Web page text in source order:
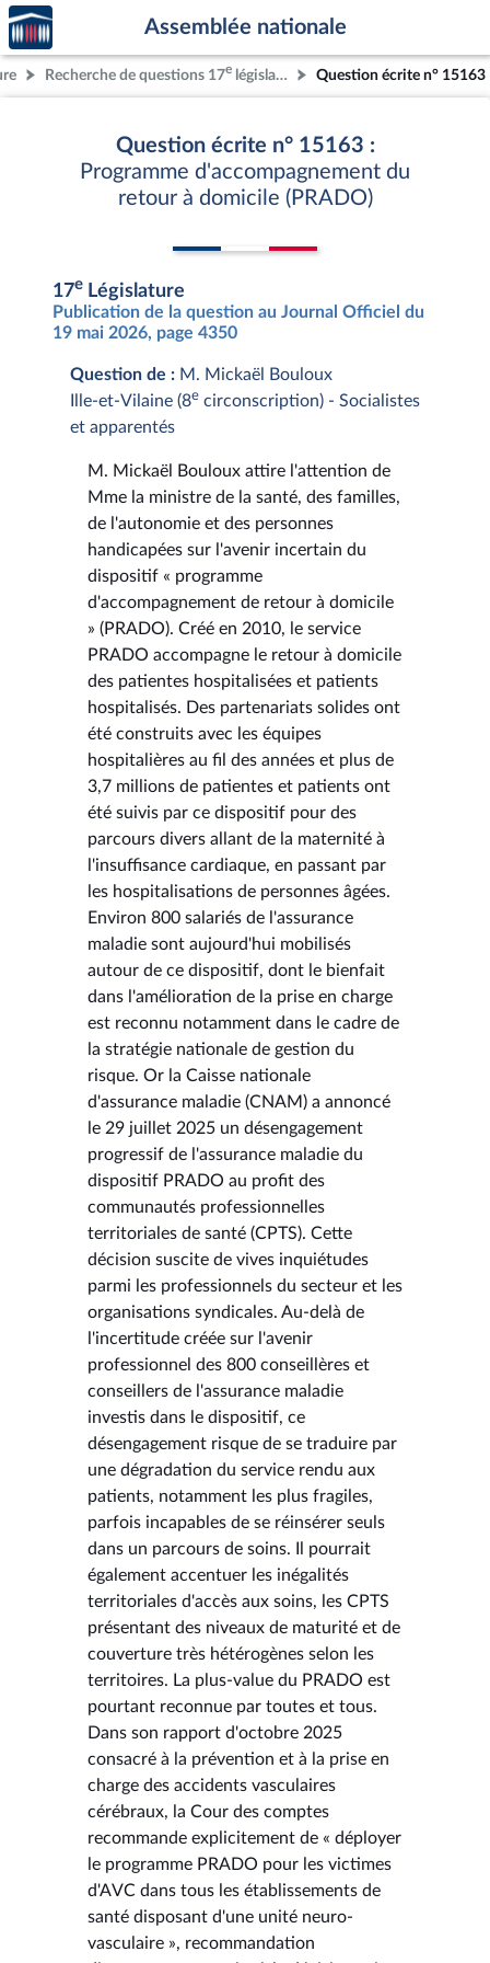
Aller au contenu
Aller en bas de la page
Accèder
à la
page
d'accueil
Assemblée nationale
Recherche de questions 17e législature Question écrite n° 15163
Question écrite n° 15163 :
Programme d'accompagnement du
retour à domicile (PRADO)
17e Législature
Publication de la question au Journal Officiel du
19 mai 2026, page 4350
Question de : M. Mickaël Bouloux
Ille-et-Vilaine (8e circonscription) - Socialistes
et apparentés
M. Mickaël Bouloux attire l'attention de
Mme la ministre de la santé, des familles,
de l'autonomie et des personnes
handicapées sur l'avenir incertain du
dispositif « programme
d'accompagnement de retour à domicile
» (PRADO). Créé en 2010, le service
PRADO accompagne le retour à domicile
des patientes hospitalisées et patients
hospitalisés. Des partenariats solides ont
été construits avec les équipes
hospitalières au fil des années et plus de
3,7 millions de patientes et patients ont
été suivis par ce dispositif pour des
parcours divers allant de la maternité à
l'insuffisance cardiaque, en passant par
les hospitalisations de personnes âgées.
Environ 800 salariés de l'assurance
maladie sont aujourd'hui mobilisés
autour de ce dispositif, dont le bienfait
dans l'amélioration de la prise en charge
est reconnu notamment dans le cadre de
la stratégie nationale de gestion du
risque. Or la Caisse nationale
d'assurance maladie (CNAM) a annoncé
le 29 juillet 2025 un désengagement
progressif de l'assurance maladie du
dispositif PRADO au profit des
communautés professionnelles
territoriales de santé (CPTS). Cette
décision suscite de vives inquiétudes
parmi les professionnels du secteur et les
organisations syndicales. Au-delà de
l'incertitude créée sur l'avenir
professionnel des 800 conseillères et
conseillers de l'assurance maladie
investis dans le dispositif, ce
désengagement risque de se traduire par
une dégradation du service rendu aux
patients, notamment les plus fragiles,
parfois incapables de se réinsérer seuls
dans un parcours de soins. Il pourrait
également accentuer les inégalités
territoriales d'accès aux soins, les CPTS
présentant des niveaux de maturité et de
couverture très hétérogènes selon les
territoires. La plus-value du PRADO est
pourtant reconnue par toutes et tous.
Dans son rapport d'octobre 2025
consacré à la prévention et à la prise en
charge des accidents vasculaires
cérébraux, la Cour des comptes
recommande explicitement de « déployer
le programme PRADO pour les victimes
d'AVC dans tous les établissements de
santé disposant d'une unité neuro-
vasculaire », recommandation